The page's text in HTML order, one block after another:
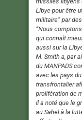
Libye pour être
militaire” par
“Nous
qui connaît
aussi sur la
M. Smith a, par
du MANPADS
avec les pays
transfrontalier
prolifération de
Il a noté que le
au Sahel à la